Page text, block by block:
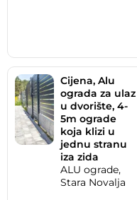
Cijena, Alu
ograda za ulaz
u dvorište, 4-
5m ograde
koja klizi u
jednu stranu
iza zida
ALU ograde,
Stara Novalja